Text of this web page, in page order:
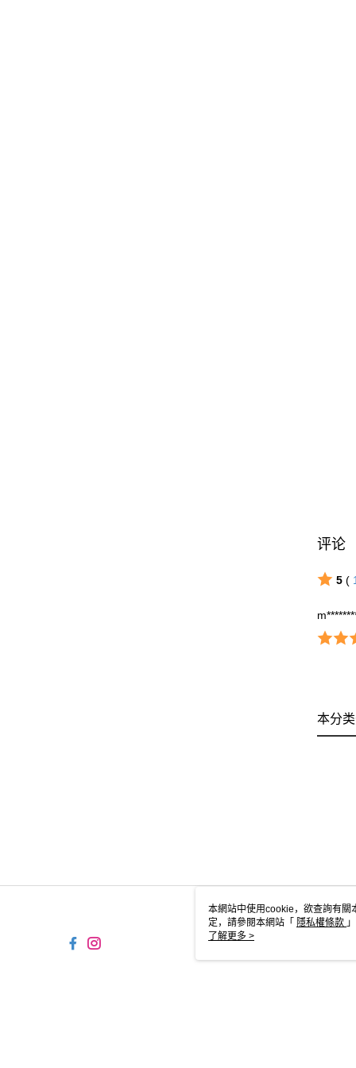
评论
5(
本分
本網站中使用cookie，欲查詢有
定，請參閱本網站「 隱私權條款
cookie。
了解更多 >